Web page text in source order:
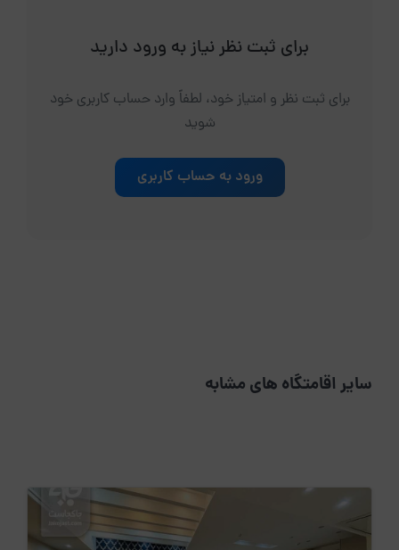
برای ثبت نظر نیاز به ورود دارید
برای ثبت نظر و امتیاز خود، لطفاً وارد حساب کاربری خود
شوید
ورود به حساب کاربری
سایر اقامتگاه های مشابه